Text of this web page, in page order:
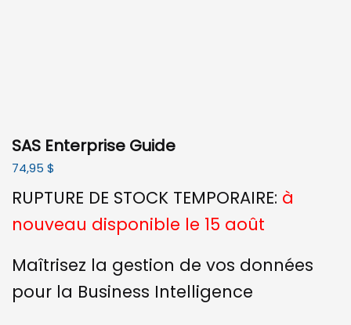
SAS Enterprise Guide
74,95 $
RUPTURE DE STOCK TEMPORAIRE: à
nouveau disponible le 15 août
Maîtrisez la gestion de vos données
pour la Business Intelligence